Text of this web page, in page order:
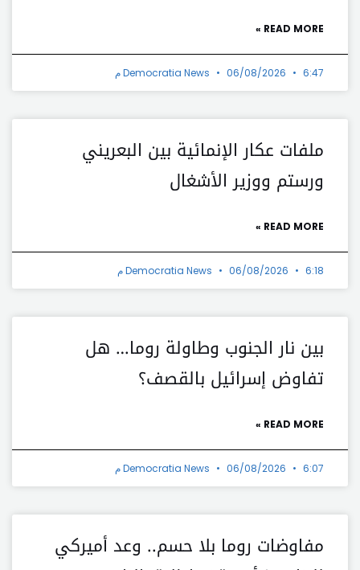
READ MORE »
Democratia News 06/08/2026 6:47 م
ملفات عكار الإنمائية بين البعريني
ورستم ووزير الأشغال
READ MORE »
Democratia News 06/08/2026 6:18 م
بين نار الجنوب وطاولة روما… هل
تفاوض إسرائيل بالقصف؟
READ MORE »
Democratia News 06/08/2026 6:07 م
مفاوضات روما بلا حسم.. وعد أميركي